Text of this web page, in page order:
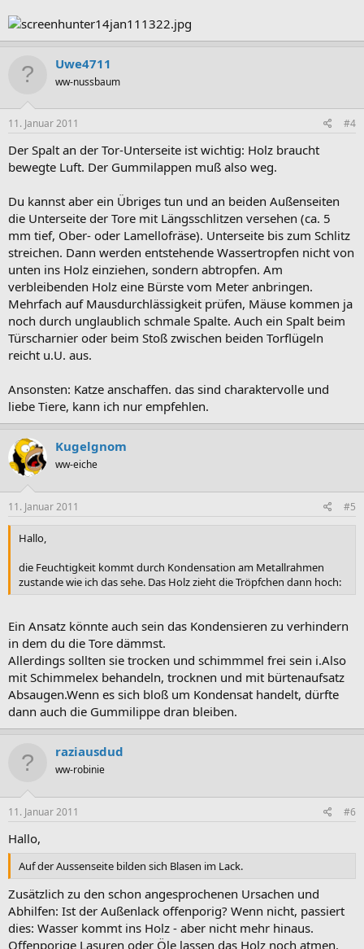
Uwe4711
ww-nussbaum
11. Januar 2011 #4
Der Spalt an der Tor-Unterseite ist wichtig: Holz braucht
bewegte Luft. Der Gummilappen muß also weg.
Du kannst aber ein Übriges tun und an beiden Außenseiten
die Unterseite der Tore mit Längsschlitzen versehen (ca. 5
mm tief, Ober- oder Lamellofräse). Unterseite bis zum Schlitz
streichen. Dann werden entstehende Wassertropfen nicht von
unten ins Holz einziehen, sondern abtropfen. Am
verbleibenden Holz eine Bürste vom Meter anbringen.
Mehrfach auf Mausdurchlässigkeit prüfen, Mäuse kommen ja
noch durch unglaublich schmale Spalte. Auch ein Spalt beim
Türscharnier oder beim Stoß zwischen beiden Torflügeln
reicht u.U. aus.
Ansonsten: Katze anschaffen. das sind charaktervolle und
liebe Tiere, kann ich nur empfehlen.
Kugelgnom
ww-eiche
11. Januar 2011 #5
Hallo,
die Feuchtigkeit kommt durch Kondensation am Metallrahmen
zustande wie ich das sehe. Das Holz zieht die Tröpfchen dann hoch:
Ein Ansatz könnte auch sein das Kondensieren zu verhindern
in dem du die Tore dämmst.
Allerdings sollten sie trocken und schimmmel frei sein i.Also
mit Schimmelex behandeln, trocknen und mit bürtenaufsatz
Absaugen.Wenn es sich bloß um Kondensat handelt, dürfte
dann auch die Gummilippe dran bleiben.
raziausdud
ww-robinie
11. Januar 2011 #6
Hallo,
Auf der Aussenseite bilden sich Blasen im Lack.
Zusätzlich zu den schon angesprochenen Ursachen und
Abhilfen: Ist der Außenlack offenporig? Wenn nicht, passiert
dies: Wasser kommt ins Holz - aber nicht mehr hinaus.
Offenporige Lasuren oder Öle lassen das Holz noch atmen.